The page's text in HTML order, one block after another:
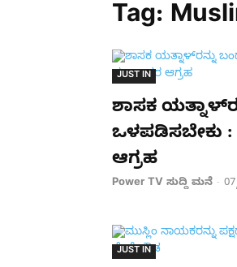
Tag:
JUST IN
ಶಾಸಕ
ಒಳಪಡಿಸಬೇಕು
ಆಗ್ರಹ
Power TV ಸುದ್ದಿ ಮನೆ -
JUST IN